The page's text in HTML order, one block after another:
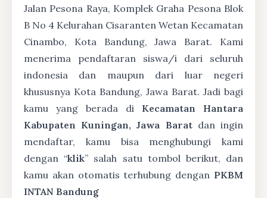
Jalan Pesona Raya, Komplek Graha Pesona Blok
B No 4 Kelurahan Cisaranten Wetan Kecamatan
Cinambo, Kota Bandung, Jawa Barat. Kami
menerima pendaftaran siswa/i dari seluruh
indonesia dan maupun dari luar negeri
khususnya Kota Bandung, Jawa Barat. Jadi bagi
kamu yang berada di Kecamatan Hantara
Kabupaten Kuningan, Jawa Baratdan ingin
mendaftar, kamu bisa menghubungi kami
dengan “klik” salah satu tombol berikut, dan
kamu akan otomatis terhubung dengan PKBM
INTAN Bandung